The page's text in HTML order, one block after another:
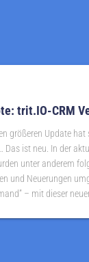
trit.IO-CRM
größeren Update hat
Das ist neu. In der
unter anderem
und Neuerungen
– mit dieser